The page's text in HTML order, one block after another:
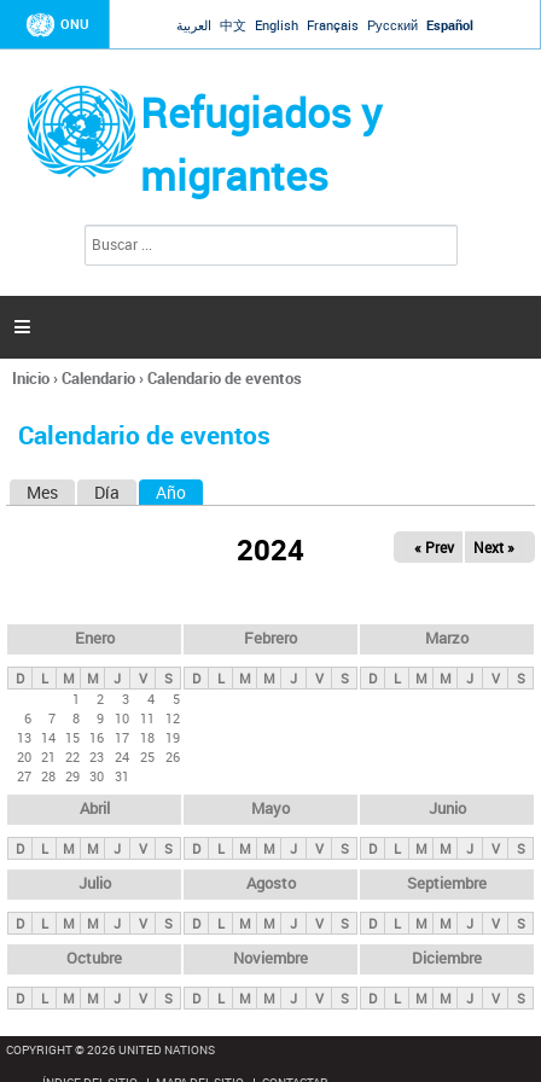
Jump to navigation
ONU العربية 中文 English Français Русский Español
Refugiados y
migrantes
l
d
s

Se
usted
Inicio›Calendario›Calendario de eventos
Calendario de eventos
s
p
n
i
p
a
l
s
Mes Día Año
2024 « Prev Next »
Enero
D L M M J V
S
1
2 3 4
5
6
7 8 9 10 11
12
13 14 15 16 17 18
19
20 21 22 23 24 25 26
27 28 29 30 31
Febrero
D L M M J V S
Marzo
D L M M J V S
Abril
D L M M J V S
Mayo
D L M M J V S
Junio
D L M M J V S
Julio
D L M M J V S
Agosto
D L M M J V S
Septiembre
D L M M J V S
Octubre
D L M M J V S
Noviembre
D L M M J V S
Diciembre
D L M M J V S
COPYRIGHT © 2026 UNITED NATIONS